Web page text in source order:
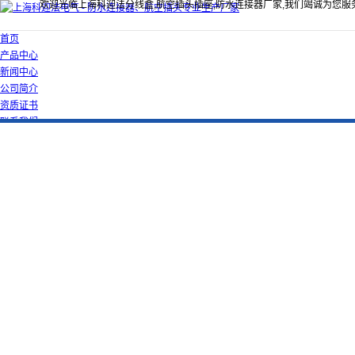
欢迎光临上海科迎法分线盒,航空插头插座,防水连接器厂家,我们竭诚为您服
首页
产品中心
新闻中心
公司简介
资质证书
联系我们